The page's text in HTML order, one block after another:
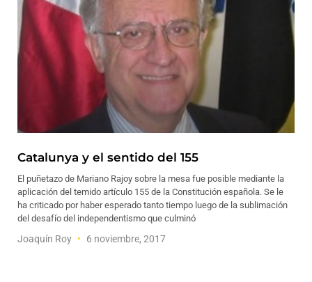
Catalunya y el sentido del 155
El puñetazo de Mariano Rajoy sobre la mesa fue posible mediante la
aplicación del temido artículo 155 de la Constitución española. Se le
ha criticado por haber esperado tanto tiempo luego de la sublimación
del desafío del independentismo que culminó
Joaquín Roy 6 noviembre, 2017